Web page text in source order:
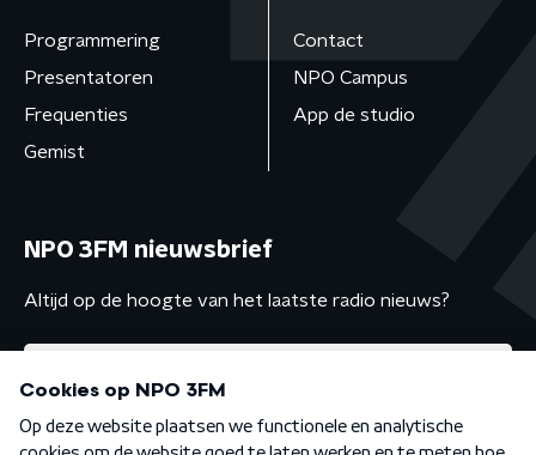
Programmering
Presentatoren
Frequenties
Gemist
Contact
NPO Campus
App de studio
NPO 3FM nieuwsbrief
Altijd op de hoogte van het laatste radio nieuws?